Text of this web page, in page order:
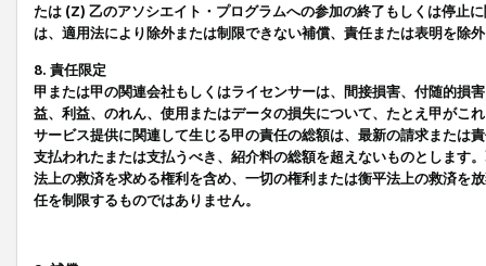
たは (Z) 乙のアソシエイト・プログラムへの参加の終了もしくは停止
は、適用法により除外または制限できない補償、責任または表明を除
8. 責任限定
甲または甲の関連会社もしくはライセンサーは、間接損害、付随的損
益、利益、のれん、使用またはデータの損失について、たとえ甲がこ
サービス提供に関連して生じる甲の責任の総額は、最新の請求または
支払われたまたは支払うべき、紹介料の総額を超えないものとします
法上の救済を求める権利を含め、一切の権利または衡平法上の救済を
任を制限するものではありません。